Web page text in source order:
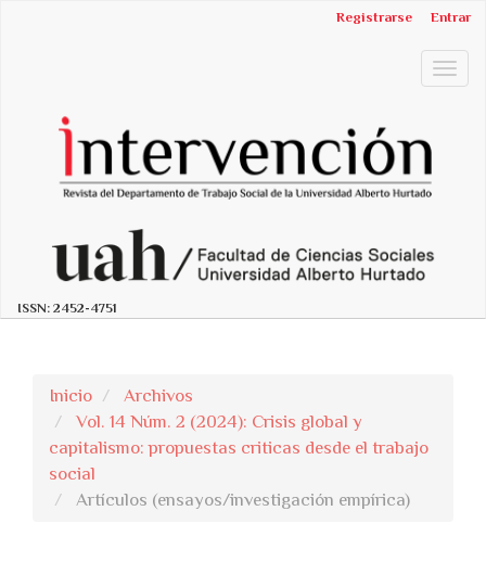
##plugins.themes.bootstrap3.accessible_menu.label##
Registrarse Entrar
ISSN: 2452-4751
Inicio
Archivos
Vol. 14 Núm. 2 (2024): Crisis global y
capitalismo: propuestas criticas desde el trabajo
social
Artículos (ensayos/investigación empírica)